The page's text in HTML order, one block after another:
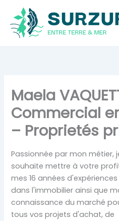
contenu
Maela
Commercial
– Proprietés
Passionnée par mon métier,
souhaite mettre à votre
mes 16 années d'expériences
dans l'immobilier ainsi que
connaissance du marché
tous vos projets d'achat, de